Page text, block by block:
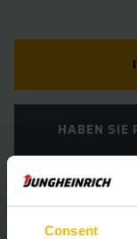
Consent
HABEN SIE
Der Zwischenverkauf ist